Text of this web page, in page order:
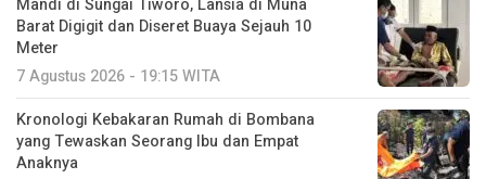
Mandi di Sungai Tiworo, Lansia di Muna
Barat Digigit dan Diseret Buaya Sejauh 10
Meter
7 Agustus 2026 - 19:15 WITA
Kronologi Kebakaran Rumah di Bombana
yang Tewaskan Seorang Ibu dan Empat
Anaknya